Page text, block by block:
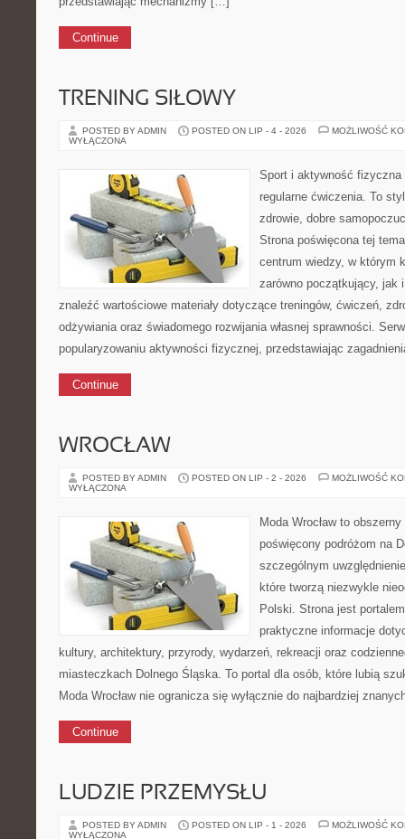
Continue
TRENING SIŁOWY
POSTED BY ADMIN POSTED ON LIP - 4 - 2026
MOŻLIWOŚĆ
WYŁĄCZONA
Sport i aktywność
regularne ćwiczenia. To
zdrowie, dobre
Strona poświęcona tej
centrum wiedzy, w którym
zarówno początkujący, jak
znaleźć wartościowe materiały dotyczące treningów, ćwiczeń,
odżywiania oraz świadomego rozwijania własnej sprawności.
popularyzowaniu aktywności fizycznej, przedstawiając
Continue
WROCŁAW
POSTED BY ADMIN POSTED ON LIP - 2 - 2026
MOŻLIWOŚĆ
WYŁĄCZONA
Moda Wrocław to
poświęcony podróżom na
szczególnym
które tworzą niezwykle
Polski. Strona jest
praktyczne informacje
kultury, architektury, przyrody, wydarzeń, rekreacji oraz
miasteczkach Dolnego Śląska. To portal dla osób, które lubią
Moda Wrocław nie ogranicza się wyłącznie do najbardziej
Continue
LUDZIE PRZEMYSŁU
POSTED BY ADMIN POSTED ON LIP - 1 - 2026
MOŻLIWOŚĆ
WYŁĄCZONA